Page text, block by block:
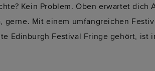
Kein Problem. Oben erwartet dich
gerne. Mit einem umfangreichen
Edinburgh Festival Fringe gehört, ist